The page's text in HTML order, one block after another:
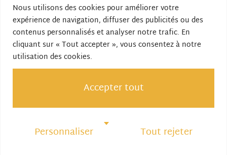
Nous utilisons des cookies pour améliorer votre
expérience de navigation, diffuser des publicités ou des
contenus personnalisés et analyser notre trafic. En
cliquant sur « Tout accepter », vous consentez à notre
utilisation des cookies.
Personnaliser Tout rejeter
Accepter tout
Le site Internet est cofinancé par Loire Forez
Agglomération et l’Union Européenne dans le Cadre du
Fonds Européen Agricole pour le Développement Rural
(FEADER) : l’Europe investit dans les zones rurales.